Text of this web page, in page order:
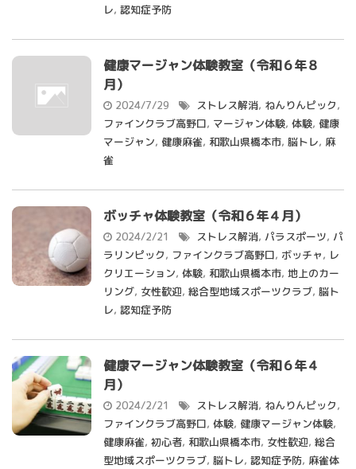
レ, 認知症予防
健康マージャン体験教室（令和６年８
月）
2024/7/29 ストレス解消, ねんりんピック,
ファインクラブ高野口, マージャン体験, 体験, 健康
マージャン, 健康麻雀, 和歌山県橋本市, 脳トレ, 麻
雀
ボッチャ体験教室（令和６年４月）
2024/2/21 ストレス解消, パラスポーツ, パ
ラリンピック, ファインクラブ高野口, ボッチャ, レ
クリエーション, 体験, 和歌山県橋本市, 地上のカー
リング, 女性歓迎, 総合型地域スポーツクラブ, 脳ト
レ, 認知症予防
健康マージャン体験教室（令和６年４
月）
2024/2/21 ストレス解消, ねんりんピック,
ファインクラブ高野口, 体験, 健康マージャン体験,
健康麻雀, 初心者, 和歌山県橋本市, 女性歓迎, 総合
型地域スポーツクラブ, 脳トレ, 認知症予防, 麻雀体